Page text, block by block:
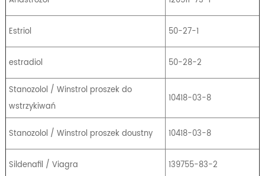
Estriol 50-27-1
estradiol 50-28-2
Stanozolol / Winstrol proszek do
wstrzykiwań
10418-03-8
Stanozolol / Winstrol proszek doustny 10418-03-8
Sildenafil / Viagra 139755-83-2